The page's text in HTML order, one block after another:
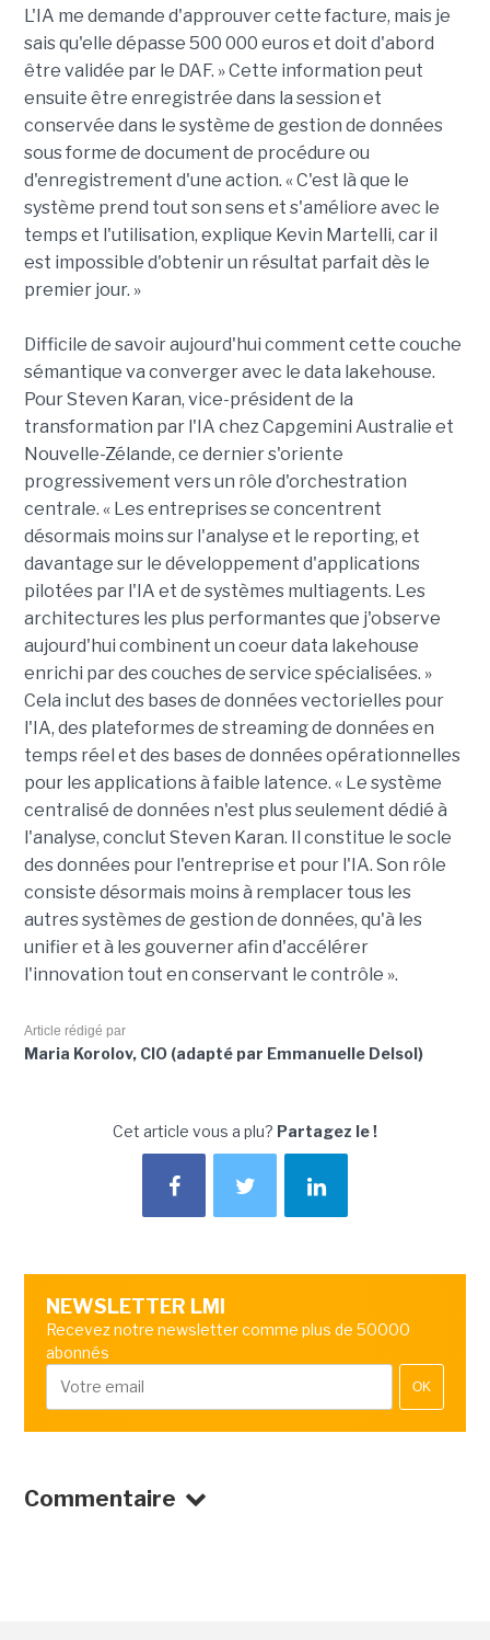
L'IA me demande d'approuver cette facture, mais je
sais qu'elle dépasse 500 000 euros et doit d'abord
être validée par le DAF. » Cette information peut
ensuite être enregistrée dans la session et
conservée dans le système de gestion de données
sous forme de document de procédure ou
d'enregistrement d'une action. « C'est là que le
système prend tout son sens et s'améliore avec le
temps et l'utilisation, explique Kevin Martelli, car il
est impossible d'obtenir un résultat parfait dès le
premier jour. »
Difficile de savoir aujourd'hui comment cette couche
sémantique va converger avec le data lakehouse.
Pour Steven Karan, vice-président de la
transformation par l'IA chez Capgemini Australie et
Nouvelle-Zélande, ce dernier s'oriente
progressivement vers un rôle d'orchestration
centrale. « Les entreprises se concentrent
désormais moins sur l'analyse et le reporting, et
davantage sur le développement d'applications
pilotées par l'IA et de systèmes multiagents. Les
architectures les plus performantes que j'observe
aujourd'hui combinent un coeur data lakehouse
enrichi par des couches de service spécialisées. »
Cela inclut des bases de données vectorielles pour
l'IA, des plateformes de streaming de données en
temps réel et des bases de données opérationnelles
pour les applications à faible latence. « Le système
centralisé de données n'est plus seulement dédié à
l'analyse, conclut Steven Karan. Il constitue le socle
des données pour l'entreprise et pour l'IA. Son rôle
consiste désormais moins à remplacer tous les
autres systèmes de gestion de données, qu'à les
unifier et à les gouverner afin d'accélérer
l'innovation tout en conservant le contrôle ».
Article rédigé par
Maria Korolov, CIO (adapté par Emmanuelle Delsol)
Cet article vous a plu? Partagez le !
NEWSLETTER LMI
Recevez notre newsletter comme plus de 50000
abonnés
OK
Commentaire